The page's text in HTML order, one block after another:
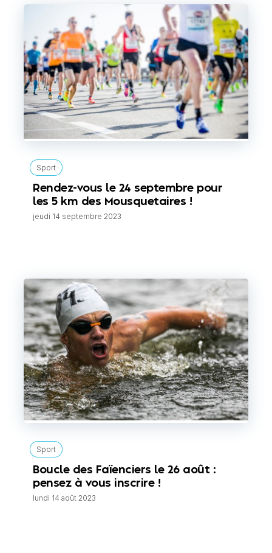
Sport
Rendez-vous le 24 septembre pour
les 5 km des Mousquetaires !
jeudi 14 septembre 2023
Sport
Boucle des Faïenciers le 26 août :
pensez à vous inscrire !
lundi 14 août 2023